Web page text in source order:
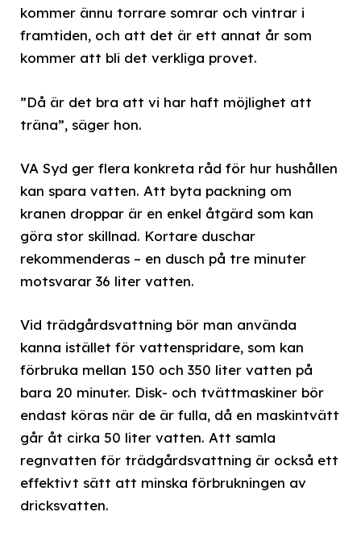
kommer ännu torrare somrar och vintrar i
framtiden, och att det är ett annat år som
kommer att bli det verkliga provet.
”Då är det bra att vi har haft möjlighet att
träna”, säger hon.
VA Syd ger flera konkreta råd för hur hushållen
kan spara vatten. Att byta packning om
kranen droppar är en enkel åtgärd som kan
göra stor skillnad. Kortare duschar
rekommenderas – en dusch på tre minuter
motsvarar 36 liter vatten.
Vid trädgårdsvattning bör man använda
kanna istället för vattenspridare, som kan
förbruka mellan 150 och 350 liter vatten på
bara 20 minuter. Disk- och tvättmaskiner bör
endast köras när de är fulla, då en maskintvätt
går åt cirka 50 liter vatten. Att samla
regnvatten för trädgårdsvattning är också ett
effektivt sätt att minska förbrukningen av
dricksvatten.